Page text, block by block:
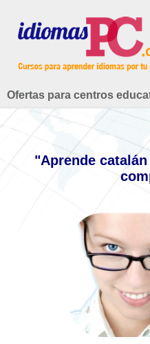
Ofertas para centros
"Aprende